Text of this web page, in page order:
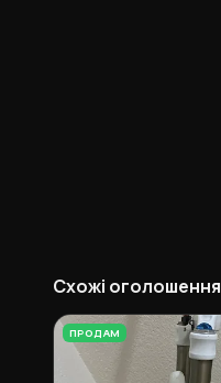
Схожі оголошення
ПРОДАМ